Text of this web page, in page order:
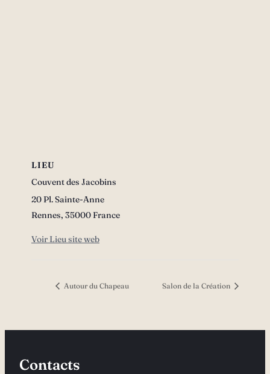
LIEU
Couvent des Jacobins
20 Pl. Sainte-Anne
Rennes, 35000 France
Voir Lieu site web
Autour du Chapeau Salon de la Création
Contacts